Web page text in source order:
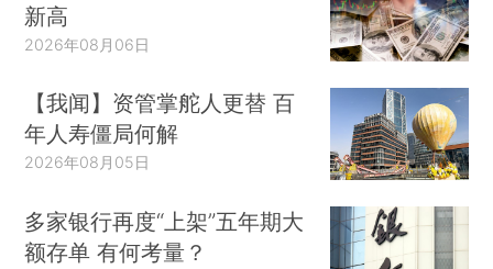
新高
2026年08月06日
【我闻】资管掌舵人更替 百
年人寿僵局何解
2026年08月05日
多家银行再度“上架”五年期大
额存单 有何考量？